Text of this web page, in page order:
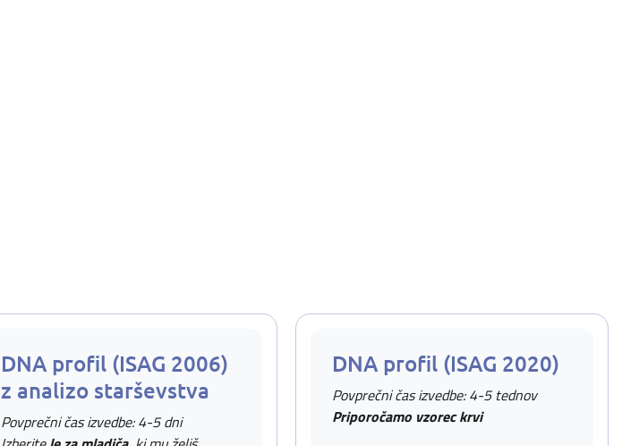
DNA profil (ISAG 2006)
z analizo starševstva
Povprečni čas izvedbe: 4-5 dni
DNA profil (ISAG 2020)
Povprečni čas izvedbe: 4-5 tednov
Priporočamo vzorec krvi